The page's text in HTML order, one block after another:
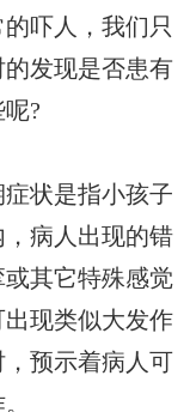
吓人，我们只
发现是否患有
?
状是指小孩子
病人出现的错
其它特殊感觉
现类似大发作
预示着病人可